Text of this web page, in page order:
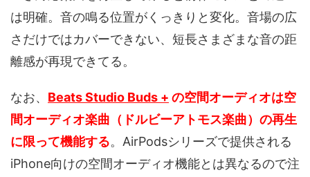
は明確。音の鳴る位置がくっきりと変化。音場の広
さだけではカバーできない、短長さまざまな音の距
離感が再現できてる。
なお、 Beats Studio Buds + の空間オーディオは空
間オーディオ楽曲（ドルビーアトモス楽曲）の再生
に限って機能する。AirPodsシリーズで提供される
iPhone向けの空間オーディオ機能とは異なるので注